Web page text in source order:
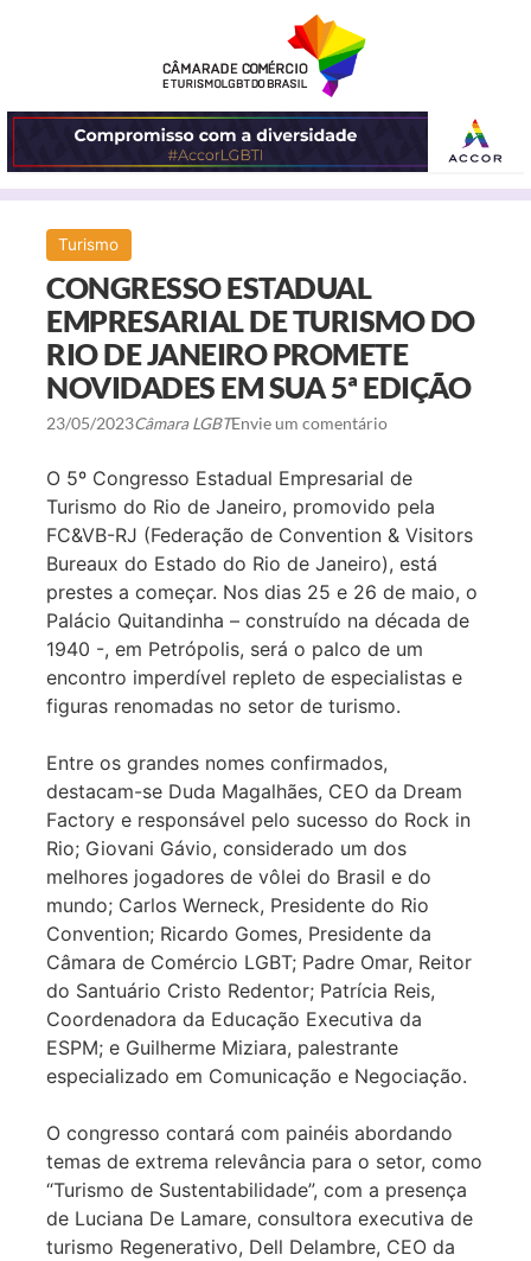
O
MENU
Turismo
CONGRESSO ESTADUAL
EMPRESARIAL DE TURISMO DO
RIO DE JANEIRO PROMETE
NOVIDADES EM SUA 5ª EDIÇÃO
23/05/2023Câmara LGBTEnvie um comentário
O 5º Congresso Estadual Empresarial de
Turismo do Rio de Janeiro, promovido pela
FC&VB-RJ (Federação de Convention & Visitors
Bureaux do Estado do Rio de Janeiro), está
prestes a começar. Nos dias 25 e 26 de maio, o
Palácio Quitandinha – construído na década de
1940 -, em Petrópolis, será o palco de um
encontro imperdível repleto de especialistas e
figuras renomadas no setor de turismo.
Entre os grandes nomes confirmados,
destacam-se Duda Magalhães, CEO da Dream
Factory e responsável pelo sucesso do Rock in
Rio; Giovani Gávio, considerado um dos
melhores jogadores de vôlei do Brasil e do
mundo; Carlos Werneck, Presidente do Rio
Convention; Ricardo Gomes, Presidente da
Câmara de Comércio LGBT; Padre Omar, Reitor
do Santuário Cristo Redentor; Patrícia Reis,
Coordenadora da Educação Executiva da
ESPM; e Guilherme Miziara, palestrante
especializado em Comunicação e Negociação.
O congresso contará com painéis abordando
temas de extrema relevância para o setor, como
“Turismo de Sustentabilidade”, com a presença
de Luciana De Lamare, consultora executiva de
turismo Regenerativo, Dell Delambre, CEO da